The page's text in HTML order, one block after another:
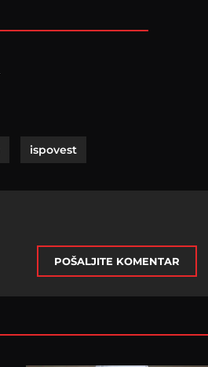
ispovest
POŠALJITE KOMENTAR